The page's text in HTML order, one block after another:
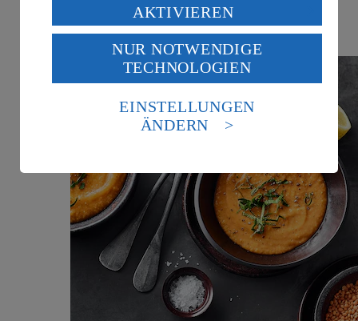
Ernährungsweise
Vegetarisch
Verarbeitung deiner personenbezogenen Daten in den
USA durch Facebook und YouTube:
Wenn du auf „Aktivieren“ klickst, willigst du im Sinne
des Art. 49 Abs. 1 Satz 1 lit. a) DSGVO ein, dass deine
Daten in den USA verarbeitet werden. Der EuGH sieht
die USA als Land mit einem nach europäischen
Standards nicht angemessenen Datenschutzniveau an.
Es besteht das Risiko eines Zugriffs durch US-
Informationen zum Herausgeber der Seite findest du
Impressum
AKTIVIEREN
NUR NOTWENDIGE
TECHNOLOGIEN
EINSTELLUNGEN
ÄNDERN